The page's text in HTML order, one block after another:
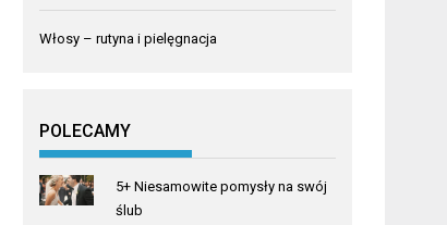
Włosy – rutyna i pielęgnacja
POLECAMY
5+ Niesamowite pomysły na swój
ślub